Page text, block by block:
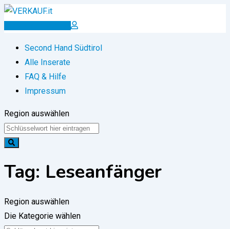
Zum
Inserat erstellen
Second Hand Südtirol
Alle Inserate
FAQ & Hilfe
Impressum
Region auswählen
Tag: Leseanfänger
Region auswählen
Die Kategorie wählen